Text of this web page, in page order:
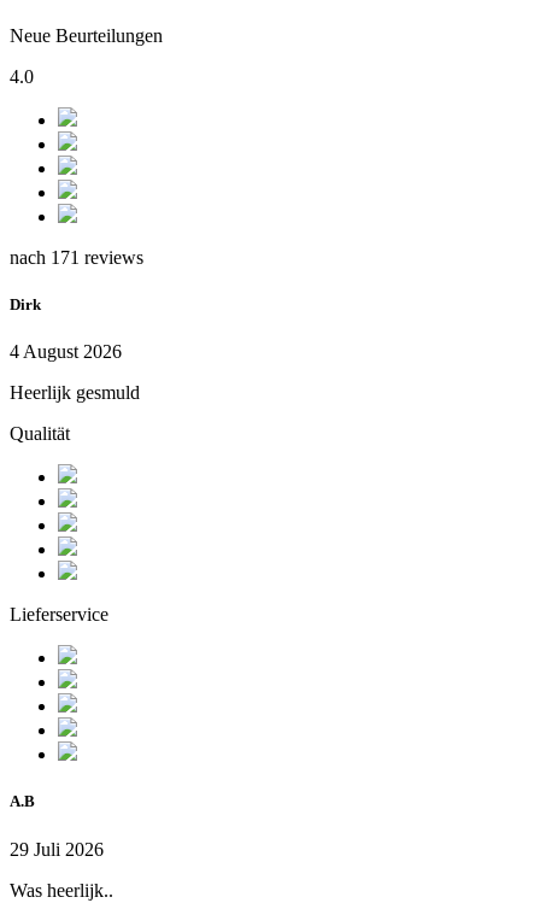
Neue Beurteilungen
4.0
nach 171 reviews
Dirk
4 August 2026
Heerlijk gesmuld
Qualität
Lieferservice
A.B
29 Juli 2026
Was heerlijk..